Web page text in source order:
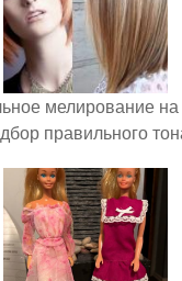
мелирование на
правильного